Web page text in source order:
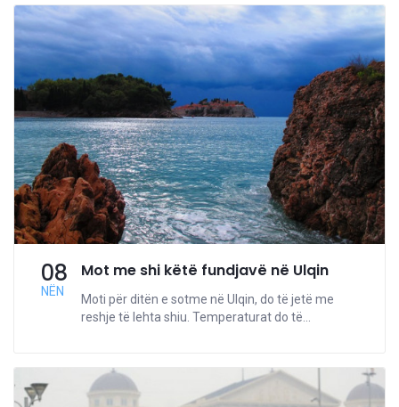
08
NËN
Mot me shi këtë fundjavë në Ulqin
Moti për ditën e sotme në Ulqin, do të jetë me
reshje të lehta shiu. Temperaturat do të...